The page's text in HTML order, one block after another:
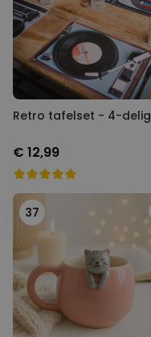
Retro tafelset - 4-delig
€ 12,99
37